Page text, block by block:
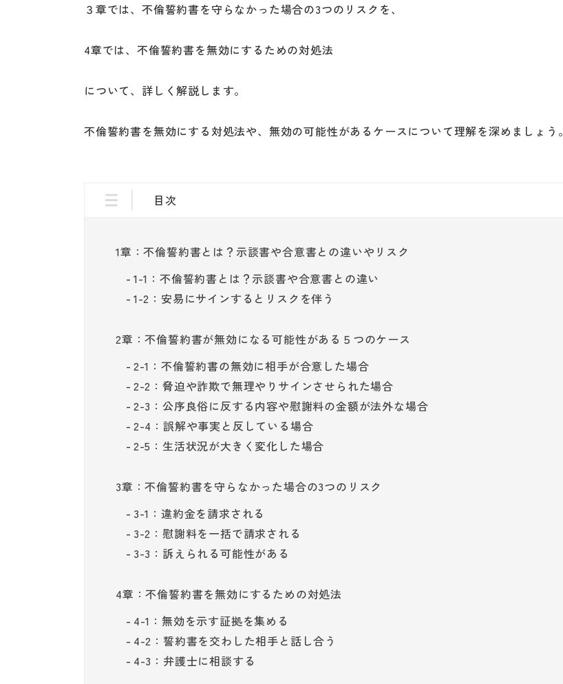
３章では、不倫誓約書を守らなかった場合の3つのリスクを、
4章では、不倫誓約書を無効にするための対処法
について、詳しく解説します。
不倫誓約書を無効にする対処法や、無効の可能性があるケースについて理解を深めましょう。
目次
1章：不倫誓約書とは？示談書や合意書との違いやリスク
1-1：不倫誓約書とは？示談書や合意書との違い
1-2：安易にサインするとリスクを伴う
2章：不倫誓約書が無効になる可能性がある５つのケース
2-1：不倫誓約書の無効に相手が合意した場合
2-2：脅迫や詐欺で無理やりサインさせられた場合
2-3：公序良俗に反する内容や慰謝料の金額が法外な場合
2-4：誤解や事実と反している場合
2-5：生活状況が大きく変化した場合
3章：不倫誓約書を守らなかった場合の3つのリスク
3-1：違約金を請求される
3-2：慰謝料を一括で請求される
3-3：訴えられる可能性がある
4章：不倫誓約書を無効にするための対処法
4-1：無効を示す証拠を集める
4-2：誓約書を交わした相手と話し合う
4-3：弁護士に相談する